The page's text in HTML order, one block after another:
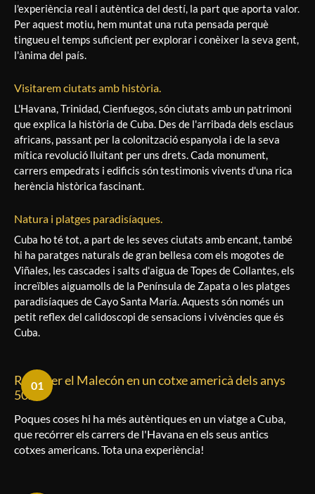
l'experiència real i autèntica del destí, la part que aporta valor.
Per aquest motiu, hem muntat una ruta pensada perquè
tingueu el temps suficient per explorar i conèixer la seva gent,
l'ànima del país.
Visitarem ciutats amb història.
L'Havana, Trinidad, Cienfuegos, són ciutats amb un patrimoni
que explica la història de Cuba. Des de l'arribada dels esclaus
africans, passant per la colonització espanyola i de la seva
mítica revolució lluitant per uns drets. Cada monument,
carrers empedrats i edificis són testimonis vivents d'una rica
herència històrica fascinant.
Natura i platges paradisíaques.
Cuba ho té tot, a part de les seves ciutats amb encant, també
hi ha paratges naturals de gran bellesa com els mogotes de
Viñales, les cascades i salts d'aigua de Topes de Collantes, els
increïbles aiguamolls de la Península de Zapata o les platges
paradisíaques de Cayo Santa María. Aquests són només un
petit reflex del calidoscopi de sensacions i vivències que és
Cuba.
Recórrer el Malecón en un cotxe americà dels anys
50.
01
Poques coses hi ha més autèntiques en un viatge a Cuba,
que recórrer els carrers de l'Havana en els seus antics
cotxes americans. Tota una experiència!